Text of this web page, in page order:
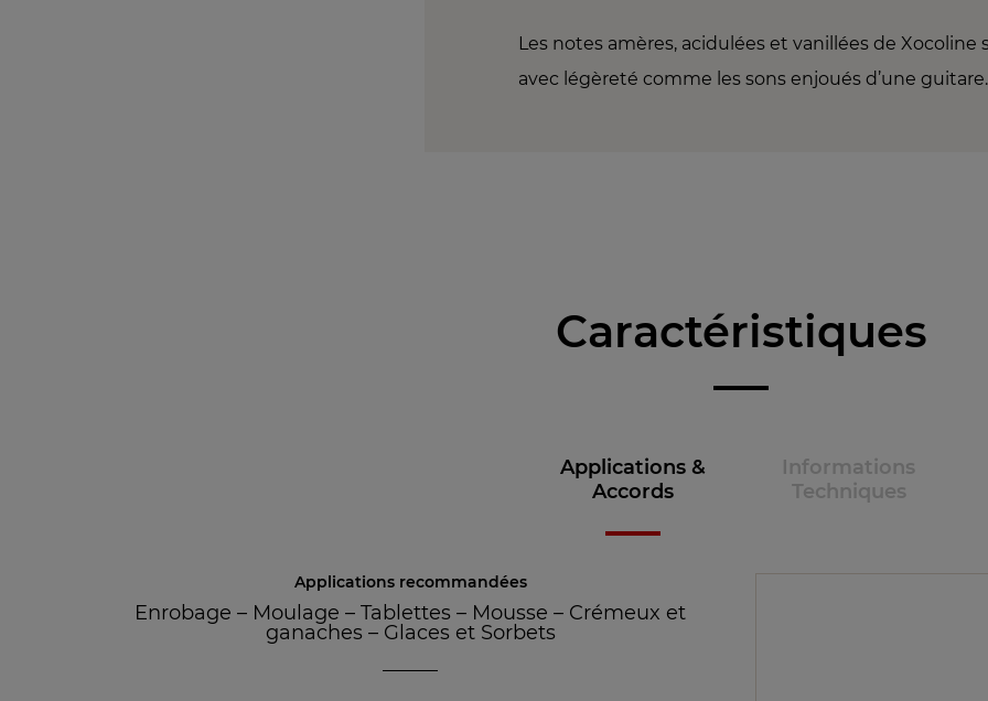
Les notes amères, acidulées et vanillées de Xocoline
avec légèreté comme les sons enjoués d’une guitare.
Caractéristiques
Applications &
Accords
Informations
Techniques
Applications recommandées
Enrobage – Moulage – Tablettes – Mousse – Crémeux et
ganaches – Glaces et Sorbets